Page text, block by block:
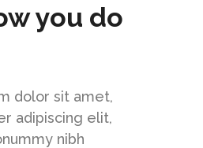
you do
dolor sit amet,
adipiscing elit,
nibh